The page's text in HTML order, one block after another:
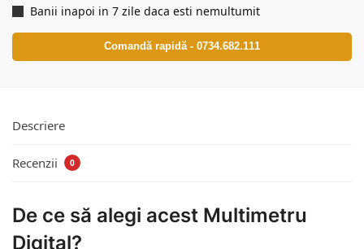
Banii inapoi in 7 zile daca esti nemultumit
Comandă rapidă - 0734.682.111
Descriere
Recenzii 0
De ce să alegi acest Multimetru
Digital?